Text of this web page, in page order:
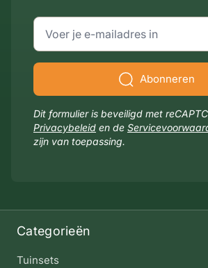
Categorieën
Tuinsets
E-mailadres
Abonneren
Dit formulier is beveiligd met
Privacybeleid en de
zijn van toepassing.